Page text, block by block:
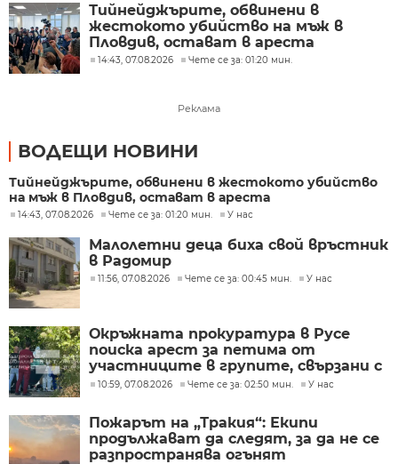
Тийнейджърите, обвинени в
жестокото убийство на мъж в
Пловдив, остават в ареста
14:43, 07.08.2026 Чете се за: 01:20 мин.
Реклама
ВОДЕЩИ НОВИНИ
Тийнейджърите, обвинени в жестокото убийство
на мъж в Пловдив, остават в ареста
14:43, 07.08.2026 Чете се за: 01:20 мин. У нас
Малолетни деца биха свой връстник
в Радомир
11:56, 07.08.2026 Чете се за: 00:45 мин. У нас
Окръжната прокуратура в Русе
поиска арест за петима от
участниците в групите, свързани с
разбитата лаборатория за
10:59, 07.08.2026 Чете се за: 02:50 мин. У нас
Пожарът на „Тракия“: Екипи
продължават да следят, за да не се
разпространява огънят